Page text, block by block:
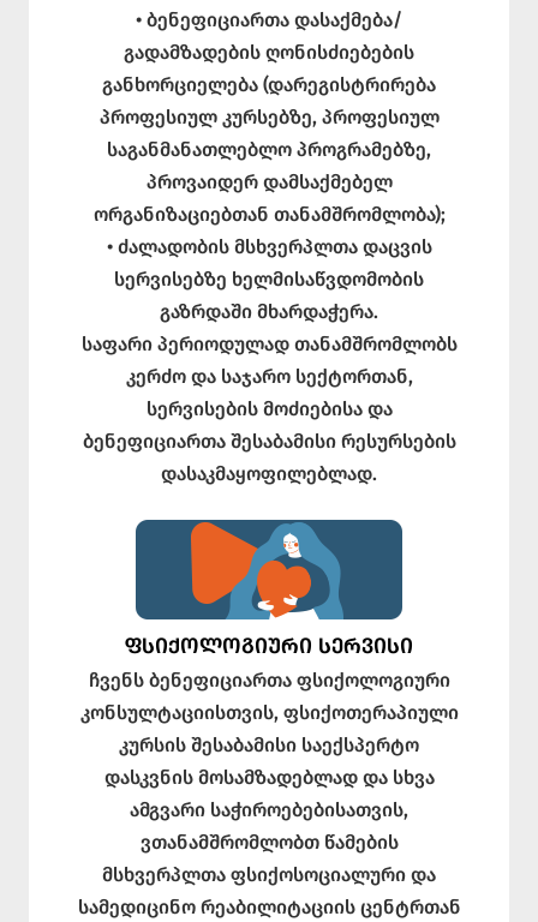
• ბენეფიციართა დასაქმება/
გადამზადების ღონისძიებების
განხორციელება (დარეგისტრირება
პროფესიულ კურსებზე, პროფესიულ
საგანმანათლებლო პროგრამებზე,
პროვაიდერ დამსაქმებელ
ორგანიზაციებთან თანამშრომლობა);
• ძალადობის მსხვერპლთა დაცვის
სერვისებზე ხელმისაწვდომობის
გაზრდაში მხარდაჭერა.
საფარი პერიოდულად თანამშრომლობს
კერძო და საჯარო სექტორთან,
სერვისების მოძიებისა და
ბენეფიციართა შესაბამისი რესურსების
დასაკმაყოფილებლად.
ᲤᲡᲘᲥᲝᲚᲝᲒᲘᲣᲠᲘ ᲡᲔᲠᲕᲘᲡᲘ
ჩვენს ბენეფიციართა ფსიქოლოგიური
კონსულტაციისთვის, ფსიქოთერაპიული
კურსის შესაბამისი საექსპერტო
დასკვნის მოსამზადებლად და სხვა
ამგვარი საჭიროებებისათვის,
ვთანამშრომლობთ წამების
მსხვერპლთა ფსიქოსოციალური და
სამედიცინო რეაბილიტაციის ცენტრთან